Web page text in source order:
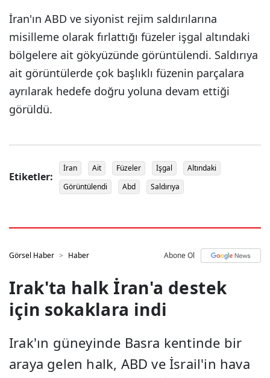
İran'ın ABD ve siyonist rejim saldırılarına
misilleme olarak fırlattığı füzeler işgal altındaki
bölgelere ait gökyüzünde görüntülendi. Saldırıya
ait görüntülerde çok başlıklı füzenin parçalara
ayrılarak hedefe doğru yoluna devam ettiği
görüldü.
Etiketler:
İran Ait Füzeler İşgal
Altındaki
Görüntülendi
Abd Saldırıya
Görsel Haber Haber Abone Ol
Irak'ta halk İran'a destek
için sokaklara indi
Irak'ın güneyinde Basra kentinde bir
araya gelen halk, ABD ve İsrail'in hava